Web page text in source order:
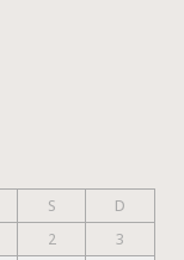
S
D
2
3